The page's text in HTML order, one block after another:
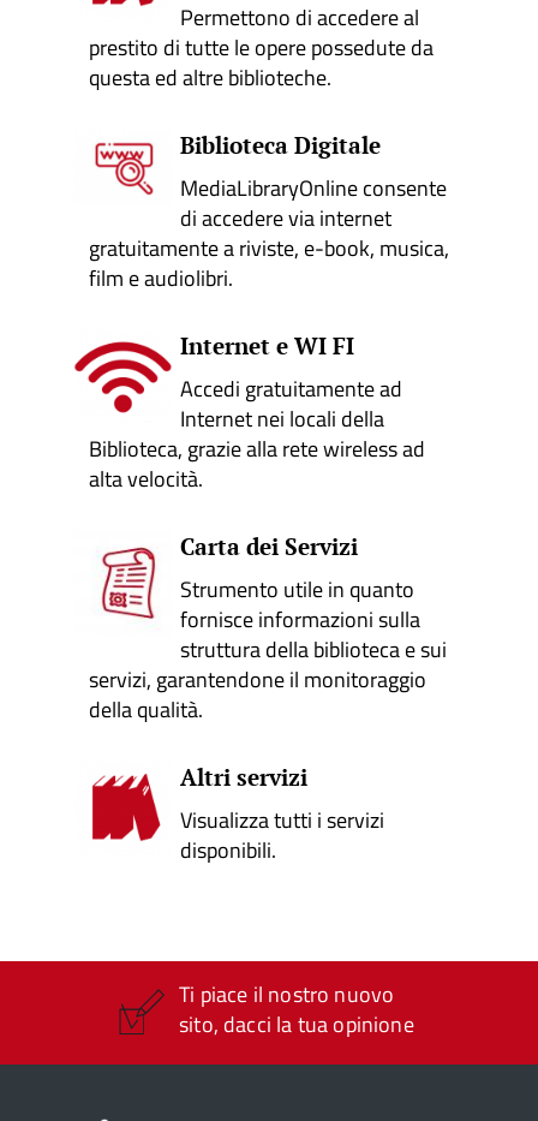
Permettono di accedere al
prestito di tutte le opere possedute da
questa ed altre biblioteche.
Biblioteca Digitale
MediaLibraryOnline consente
di accedere via internet
gratuitamente a riviste, e-book, musica,
film e audiolibri.
Internet e WI FI
Accedi gratuitamente ad
Internet nei locali della
Biblioteca, grazie alla rete wireless ad
alta velocità.
Carta dei Servizi
Strumento utile in quanto
fornisce informazioni sulla
struttura della biblioteca e sui
servizi, garantendone il monitoraggio
della qualità.
Altri servizi
Visualizza tutti i servizi
disponibili.
Ti piace il nostro nuovo
sito, dacci la tua opinione